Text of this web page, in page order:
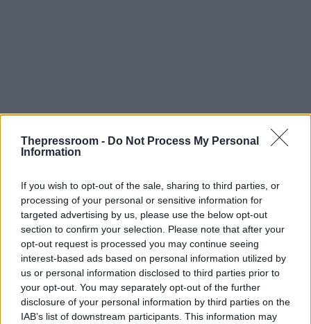
Thepressroom - Do Not Process My Personal
Information
If you wish to opt-out of the sale, sharing to third parties, or
processing of your personal or sensitive information for
targeted advertising by us, please use the below opt-out
section to confirm your selection. Please note that after your
opt-out request is processed you may continue seeing
interest-based ads based on personal information utilized by
us or personal information disclosed to third parties prior to
your opt-out. You may separately opt-out of the further
disclosure of your personal information by third parties on the
IAB’s list of downstream participants. This information may
Τα ευρήματα υποδηλώνουν ότι η τάση προς τον
γιγαντισμό στα θαλάσσια θηλαστικά μπορεί να